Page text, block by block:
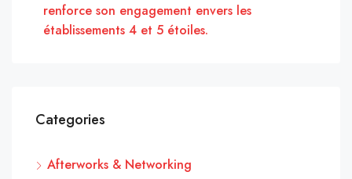
renforce son engagement envers les
établissements 4 et 5 étoiles.
Categories
Afterworks & Networking